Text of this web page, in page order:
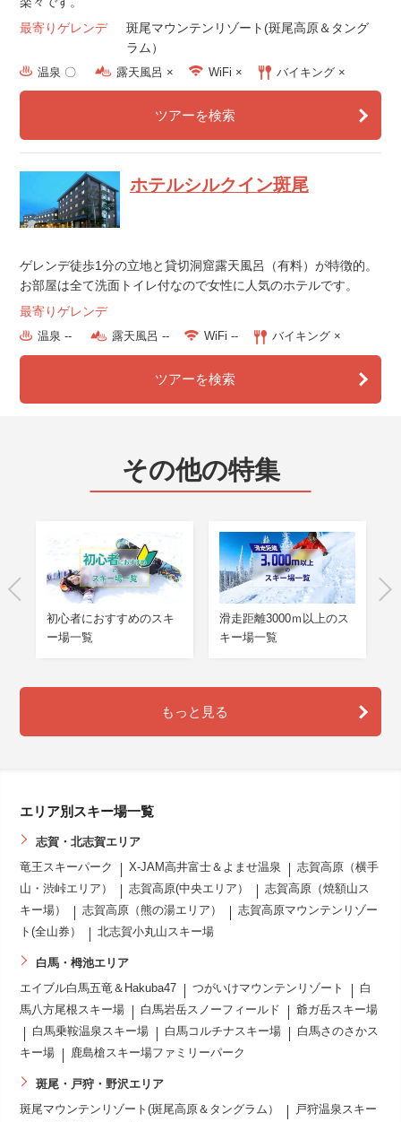
最寄りゲレンデ
斑尾マウンテンリゾート(斑尾高原＆タング
ラム）
温泉 〇 露天風呂 × WiFi × バイキング ×
ツアーを検索
ホテルシルクイン斑尾
ゲレンデ徒歩1分の立地と貸切洞窟露天風呂（有料）が特徴的。
お部屋は全て洗面トイレ付なので女性に人気のホテルです。
最寄りゲレンデ
温泉 -- 露天風呂 -- WiFi -- バイキング ×
ツアーを検索
その他の特集
初心者におすすめのスキ
ー場一覧
滑走距離3000ｍ以上のス
キー場一覧
もっと見る
エリア別スキー場一覧
志賀・北志賀エリア
竜王スキーパーク X-JAM高井富士＆よませ温泉
志賀高原（横手
山・渋峠エリア）
志賀高原(中央エリア）
志賀高原（焼額山ス
キー場）
志賀高原（熊の湯エリア）
志賀高原マウンテンリゾー
ト(全山券）
北志賀小丸山スキー場
白馬・栂池エリア
エイブル白馬五竜＆Hakuba47 つがいけマウンテンリゾート
白
馬八方尾根スキー場
白馬岩岳スノーフィールド
爺ガ岳スキー場
白馬乗鞍温泉スキー場
白馬コルチナスキー場
白馬さのさかス
キー場
鹿島槍スキー場ファミリーパーク
斑尾・戸狩・野沢エリア
斑尾マウンテンリゾート(斑尾高原＆タングラム）
戸狩温泉スキー